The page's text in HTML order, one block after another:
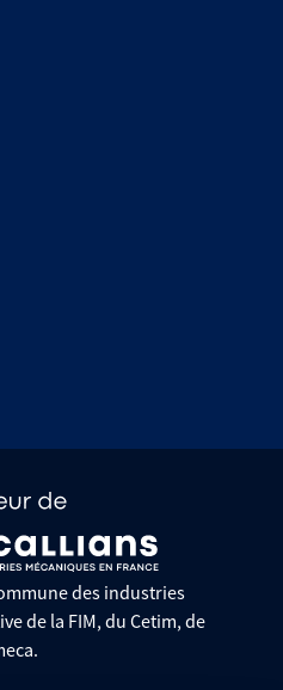
des industries
de la FIM, du Cetim, de